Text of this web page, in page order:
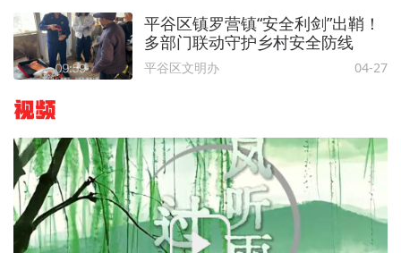
平谷区镇罗营镇“安全利剑”出鞘！
多部门联动守护乡村安全防线
平谷区文明办 04-27
视频